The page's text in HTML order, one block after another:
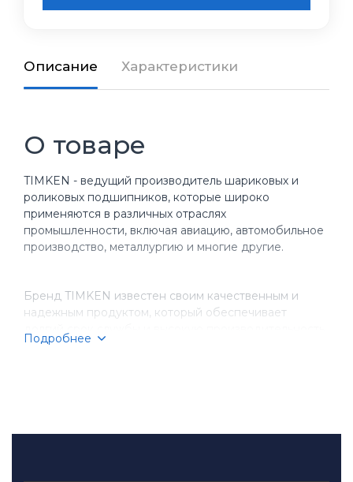
Описание Характеристики
О товаре
TIMKEN - ведущий производитель шариковых и
роликовых подшипников, которые широко
применяются в различных отраслях
промышленности, включая авиацию, автомобильное
производство, металлургию и многие другие.
Бренд TIMKEN известен своим качественным и
надежным продуктом, который обеспечивает
оборудования. Компания имеет более чем
Подробнее